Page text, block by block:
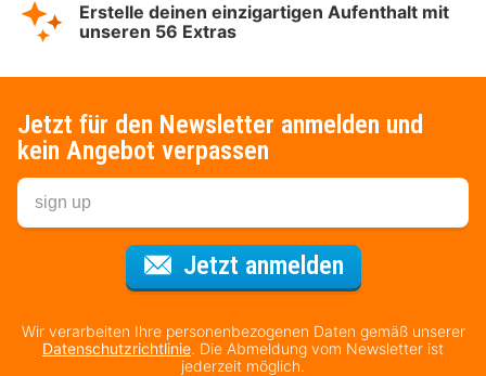
Erstelle deinen einzigartigen Aufenthalt mit
unseren 56 Extras
Jetzt für den Newsletter anmelden und
kein Angebot verpassen
Jetzt anmeldenFür den
Wir verarbeiten Ihre personenbezogenen Daten gemäß unserer
Datenschutzrichtlinie. Die Abmeldung vom Newsletter ist
jederzeit möglich.